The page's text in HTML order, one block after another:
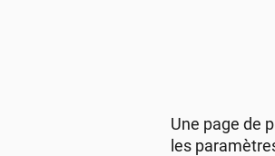
Une page de
les